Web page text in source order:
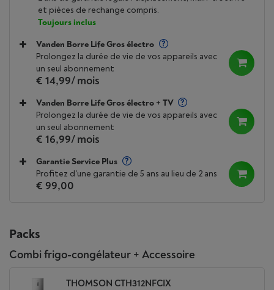
et pièces de rechange compris.
Toujours inclus
Vanden Borre Life Gros électro
Prolongez la durée de vie de vos appareils avec
un seul abonnement
€ 14,99/ mois
Vanden Borre Life Gros électro + TV
Prolongez la durée de vie de vos appareils avec
un seul abonnement
€ 16,99/ mois
Garantie Service Plus
Profitez d'une garantie de 5 ans au lieu de 2 ans
€ 99,00
Packs
Combi frigo-congélateur + Accessoire
THOMSON CTH312NFCIX